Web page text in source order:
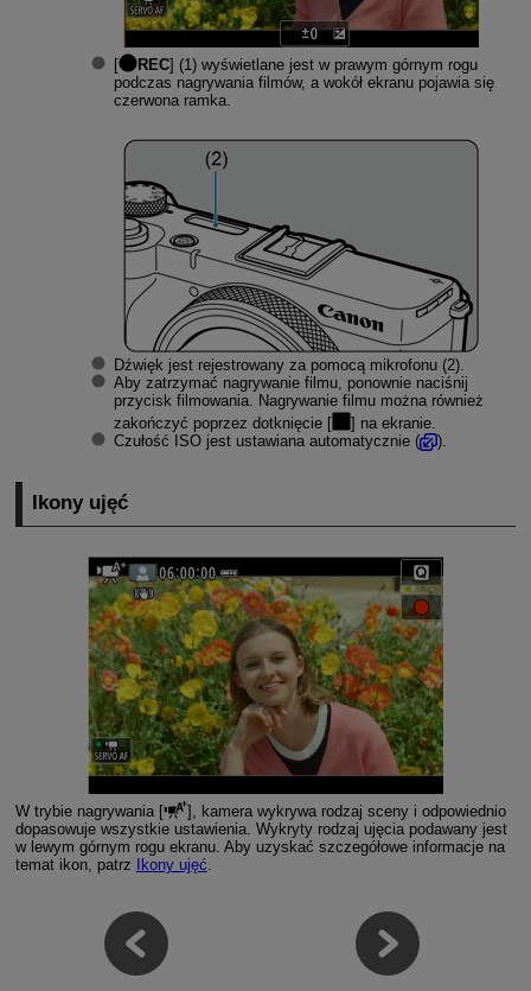
[ REC] (1) wyświetlane jest w prawym górnym rogu
podczas nagrywania filmów, a wokół ekranu pojawia się
czerwona ramka.
Dźwięk jest rejestrowany za pomocą mikrofonu (2).
Aby zatrzymać nagrywanie filmu, ponownie naciśnij
przycisk filmowania. Nagrywanie filmu można również
zakończyć poprzez dotknięcie [
] na ekranie.
Czułość ISO jest ustawiana automatycznie (
).
Ikony ujęć
W trybie nagrywania [
], kamera wykrywa rodzaj sceny i odpowiednio
dopasowuje wszystkie ustawienia. Wykryty rodzaj ujęcia podawany jest
w lewym górnym rogu ekranu. Aby uzyskać szczegółowe informacje na
temat ikon, patrz Ikony ujęć